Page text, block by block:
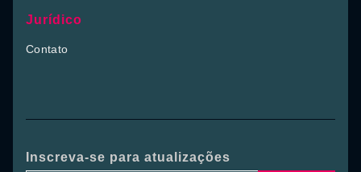
Jurídico
Contato
Inscreva-se para atualizações